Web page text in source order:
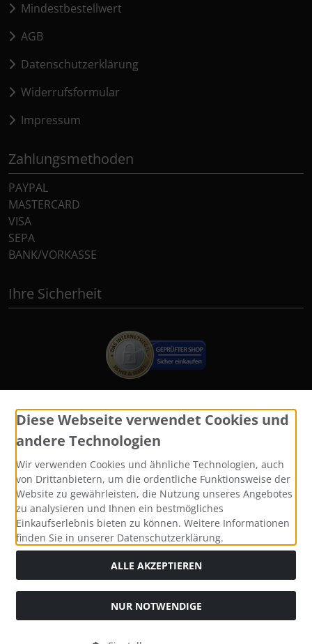
Mindestbestellwert
AGB
Datenschutzerklärung
Widerrufsformular
Impressum
Zahlungsmethoden
PAYPAL
MASTERCARD
VISA
SEPA
BANK/VORKASSE
Ihre Sicherheit
Widerrufsformular
Alle Preise inkl. gesetzl. MwSt. zzgl.Versandkosten
bei Katzen und Hundefutter, Yomis Onlineshop.
Katzen und Hundefutter, Yomis Onlineshop © 2026 |
Diese Webseite verwendet Cookies und
andere Technologien
Wir verwenden Cookies und ähnliche Technologien, auch
von Drittanbietern, um die ordentliche Funktionsweise der
Website zu gewährleisten, die Nutzung unseres Angebotes
zu analysieren und Ihnen ein bestmögliches
Einkaufserlebnis bieten zu können. Weitere Informationen
finden Sie in unserer Datenschutzerklärung.
ALLE AKZEPTIEREN
NUR NOTWENDIGE